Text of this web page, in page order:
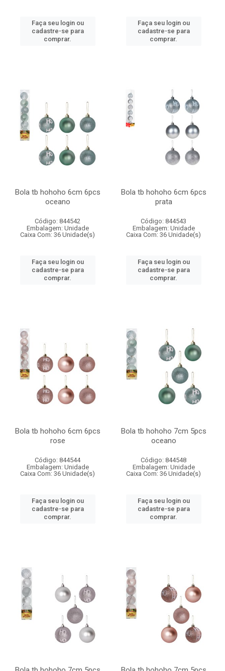
Faça seu login ou
cadastre-se para
comprar.
Faça seu login ou
cadastre-se para
comprar.
Bola tb hohoho 6cm 6pcs
oceano
Código: 844542
Embalagem: Unidade
Caixa Com: 36 Unidade(s)
Faça seu login ou
cadastre-se para
comprar.
Bola tb hohoho 6cm 6pcs
prata
Código: 844543
Embalagem: Unidade
Caixa Com: 36 Unidade(s)
Faça seu login ou
cadastre-se para
comprar.
Bola tb hohoho 6cm 6pcs
rose
Código: 844544
Embalagem: Unidade
Caixa Com: 36 Unidade(s)
Faça seu login ou
cadastre-se para
comprar.
Bola tb hohoho 7cm 5pcs
oceano
Código: 844548
Embalagem: Unidade
Caixa Com: 36 Unidade(s)
Faça seu login ou
cadastre-se para
comprar.